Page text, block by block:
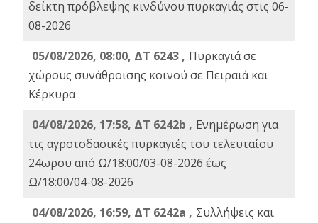
δείκτη πρόβλεψης κινδύνου πυρκαγιάς στις 06-
08-2026
05/08/2026, 08:00, ΔΤ 6243 , Πυρκαγιά σε
χώρους συνάθροισης κοινού σε Πειραιά και
Κέρκυρα
04/08/2026, 17:58, ΔΤ 6242b , Ενημέρωση για
τις αγροτοδασικές πυρκαγιές του τελευταίου
24ωρου από Ω/18:00/03-08-2026 έως
Ω/18:00/04-08-2026
04/08/2026, 16:59, ΔΤ 6242a , Συλλήψεις και